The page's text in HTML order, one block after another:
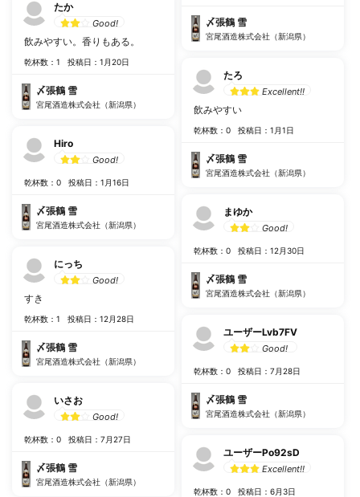
〆張鶴 雪
宮尾酒造株式会社（新潟県）
たか
Good!
飲みやすい。香りもある。
乾杯数：1 投稿日：1月20日
〆張鶴 雪
宮尾酒造株式会社（新潟県）
たろ
Excellent!!
飲みやすい
乾杯数：0 投稿日：1月1日
〆張鶴 雪
宮尾酒造株式会社（新潟県）
Hiro
Good!
乾杯数：0 投稿日：1月16日
〆張鶴 雪
宮尾酒造株式会社（新潟県）
まゆか
Good!
乾杯数：0 投稿日：12月30日
〆張鶴 雪
宮尾酒造株式会社（新潟県）
にっち
Good!
すき
乾杯数：1 投稿日：12月28日
〆張鶴 雪
宮尾酒造株式会社（新潟県）
ユーザーLvb7FV
Good!
乾杯数：0 投稿日：7月28日
〆張鶴 雪
宮尾酒造株式会社（新潟県）
いさお
Good!
乾杯数：0 投稿日：7月27日
〆張鶴 雪
宮尾酒造株式会社（新潟県）
ユーザーPo92sD
Excellent!!
乾杯数：0 投稿日：6月3日